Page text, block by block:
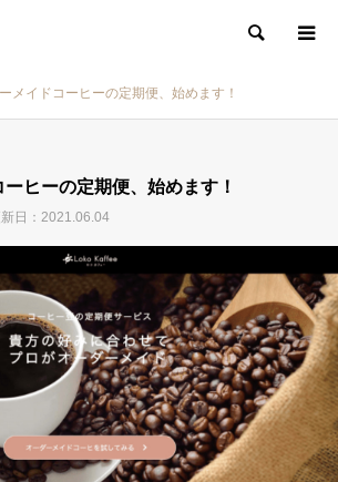
検索
メイドコーヒーの定期便、始めます！
ヒーの定期便、始めます！
日：2021.06.04